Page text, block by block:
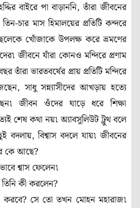
বাইরে পা বাড়াননি, তাঁরা জীবনের
চার মাস হিমালয়ের প্রতিটি কন্দরে
খোঁজাকে উপলক্ষ করে ভ্রমণের
জীবনে যাঁরা কোনও মন্দিরে প্রণাম
তাঁরা ভারতবর্ষের প্রায় প্রতিটি মন্দিরে
সাধু সন্ন্যাসীদের আখড়ায় হত্যে
জীবন ওঁদের ঘাড়ে ধরে শিক্ষা
শেষ কথা নয়৷ অ্যাবসুলিউট ট্রুথ বলে
বদলায়, বিশ্বাস বদলে যায়৷ জীবনের
কে আছে?
শ্বাস ফেলেন৷
কী করলেন?
সে তো তখন মোহন মহারাজ৷